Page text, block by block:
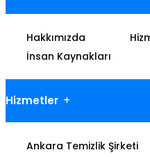
Hakkımızda
İnsan Kaynakları
Hizmetler
Ankara Temizlik Şirketi